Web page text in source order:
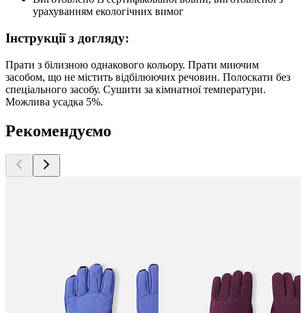
урахуванням екологічних вимог
Інструкції з догляду:
Прати з білизною однакового кольору. Прати миючим
засобом, що не містить відбілюючих речовин. Полоскати без
спеціального засобу. Сушити за кімнатної температури.
Можлива усадка 5%.
Рекомендуємо